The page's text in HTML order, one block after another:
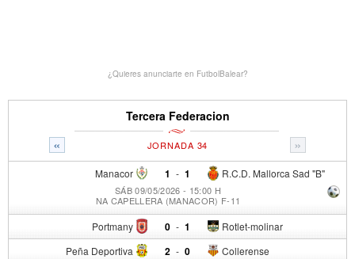
¿Quieres anunciarte en FutbolBalear?
Tercera Federacion
« »
JORNADA 34
Manacor 1 - R.C.D. Mallorca Sad "B"
1
SÁB 09/05/2026 - 15:00 H
NA CAPELLERA (MANACOR) F-11
Portmany 0 - Rotlet-molinar
1
Peña Deportiva 2 - Collerense
0